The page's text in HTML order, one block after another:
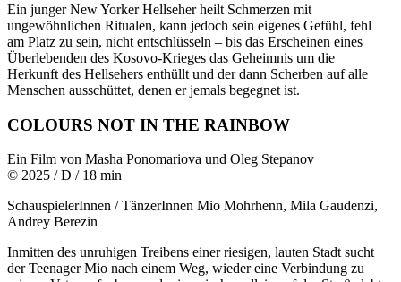
Ein junger New Yorker Hellseher heilt Schmerzen mit
ungewöhnlichen Ritualen, kann jedoch sein eigenes Gefühl, fehl
am Platz zu sein, nicht entschlüsseln – bis das Erscheinen eines
Überlebenden des Kosovo-Krieges das Geheimnis um die
Herkunft des Hellsehers enthüllt und der dann Scherben auf alle
Menschen ausschüttet, denen er jemals begegnet ist.
COLOURS NOT IN THE RAINBOW
Ein Film von Masha Ponomariova und Oleg Stepanov
© 2025 / D / 18 min
SchauspielerInnen / TänzerInnen Mio Mohrhenn, Mila Gaudenzi,
Andrey Berezin
Inmitten des unruhigen Treibens einer riesigen, lauten Stadt sucht
der Teenager Mio nach einem Weg, wieder eine Verbindung zu